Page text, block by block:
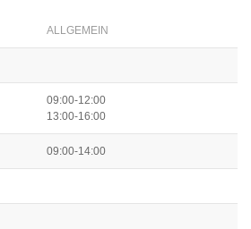
ALLGEMEIN
09:00-12:00
13:00-16:00
09:00-14:00